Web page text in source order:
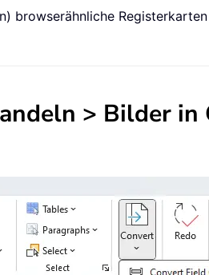
browserähnliche
> Bilder in